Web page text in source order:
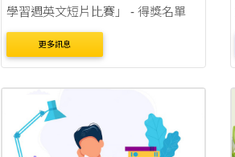
學習週英文短片比賽」 - 得獎名單
更多訊息